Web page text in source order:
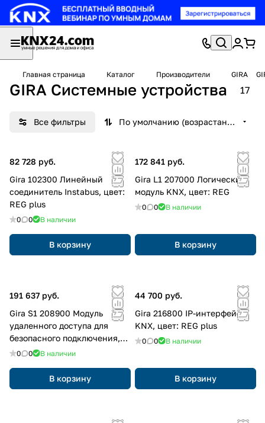
Главная страница Каталог Производители GIRA
GIRA Системные устройства 17
Все фильтры По умолчанию (возрастание)
82 728 руб.
Gira 102300 Линейный
соединитель Instabus, цвет:
REG plus
0 0 В наличии
В корзину
172 841 руб.
Gira L1 207000 Логический
модуль KNX, цвет: REG
0 0 В наличии
В корзину
191 637 руб.
Gira S1 208900 Модуль
удаленного доступа для
безопасного подключения,
цвет: REG
0 0 В наличии
В корзину
44 700 руб.
Gira 216800 IP-интерфейс
KNX, цвет: REG plus
0 0 В наличии
В корзину